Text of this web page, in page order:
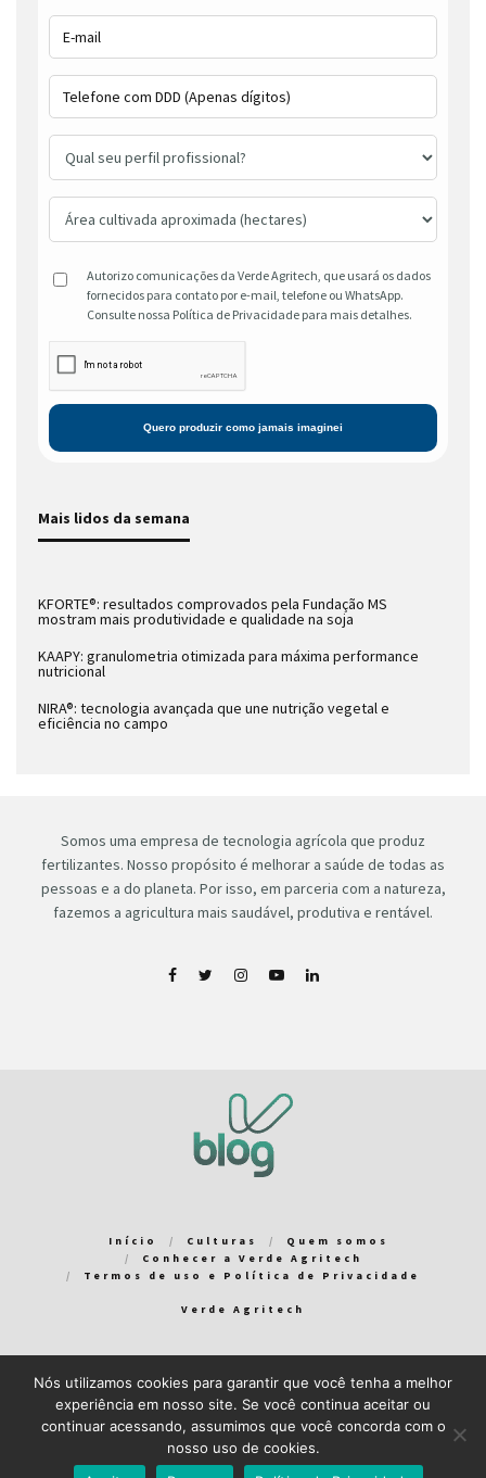
Autorizo comunicações da Verde Agritech, que usará os dados
fornecidos para contato por e-mail, telefone ou WhatsApp.
Consulte nossa Política de Privacidade para mais detalhes.
Mais lidos da semana
KFORTE®: resultados comprovados pela Fundação MS
mostram mais produtividade e qualidade na soja
KAAPY: granulometria otimizada para máxima performance
nutricional
NIRA®: tecnologia avançada que une nutrição vegetal e
eficiência no campo
Somos uma empresa de tecnologia agrícola que produz
fertilizantes. Nosso propósito é melhorar a saúde de todas as
pessoas e a do planeta. Por isso, em parceria com a natureza,
fazemos a agricultura mais saudável, produtiva e rentável.
Início Culturas
Quem somos
Conhecer a Verde Agritech
Termos de uso e Política de Privacidade
Verde Agritech
Bem-vindo ao Verde Blog! Para que a sua experiência em nosso
blog seja a melhor possível, utilizamos cookies. Você pode
aceitar ou gerenciar seus cookiesaqui.
Close GDPR Cookie Banner
Nós utilizamos cookies para garantir que você tenha a melhor
experiência em nosso site. Se você continua aceitar ou
continuar acessando, assumimos que você concorda com o
nosso uso de cookies.